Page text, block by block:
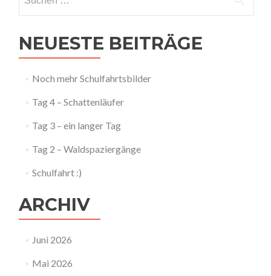
nach:
NEUESTE BEITRÄGE
Noch mehr Schulfahrtsbilder
Tag 4 – Schattenläufer
Tag 3 – ein langer Tag
Tag 2 – Waldspaziergänge
Schulfahrt :)
ARCHIV
Juni 2026
Mai 2026